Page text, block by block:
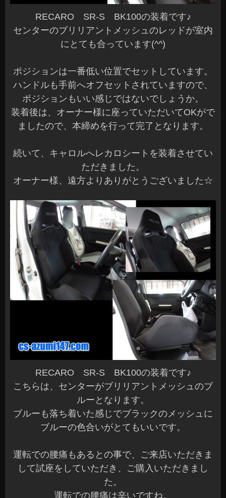
RECARO SR-S BK100の装着です♪
センターのブリリアントメッシュのレッドが室内
にとても合っています(^^)
ポジションは一番低い位置でセットしています。
ハンドルも手前へオフセットされていますので、
ポジションもいい感じではないでしょうか。
装着後は、オーナー様に座っていただいてOKがで
ましたので、本締めを行って完了となります。
続いて、キャロルへレカロシートを装着させてい
ただきました。
オーナー様、遠方よりありがとうございました☆
RECARO SR-S BK100の装着です♪
こちらは、センターがブリリアントメッシュのブ
ルーとなります。
ブルーも落ち着いた感じでブラックのメッシュに
ブルーの色合いがとてもいいです。
運転での腰痛もあるとの事で、ご来店いただきま
して試座をしていただき、ご購入いただきまし
た。
運転での腰痛は辛いですね。